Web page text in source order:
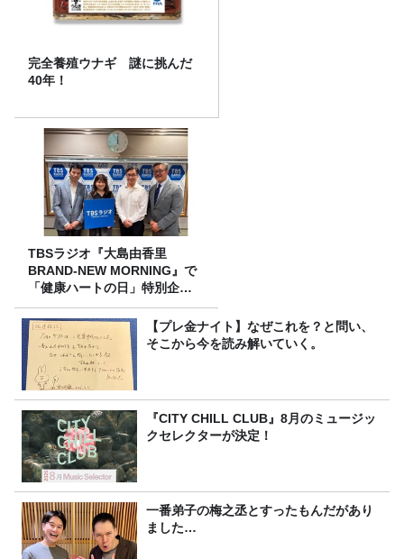
完全養殖ウナギ 謎に挑んだ
40年！
TBSラジオ『大島由香里
BRAND-NEW MORNING』で
「健康ハートの日」特別企画
を8/10（月）に放送
【プレ金ナイト】なぜこれを？と問い、
そこから今を読み解いていく。
『CITY CHILL CLUB』8月のミュージッ
クセレクターが決定！
一番弟子の梅之丞とすったもんだがあり
ました…